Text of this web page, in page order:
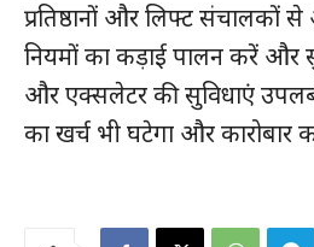
प्रतिष्ठानों और लिफ्ट संचालकों
नियमों का कड़ाई पालन करें और
और एक्सलेटर की सुविधाएं
का खर्च भी घटेगा और कारोबार